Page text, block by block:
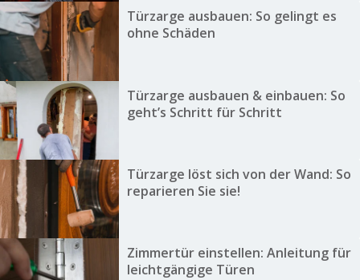
Türzarge ausbauen: So gelingt es
ohne Schäden
Türzarge ausbauen & einbauen: So
geht’s Schritt für Schritt
Türzarge löst sich von der Wand: So
reparieren Sie sie!
Zimmertür einstellen: Anleitung für
leichtgängige Türen